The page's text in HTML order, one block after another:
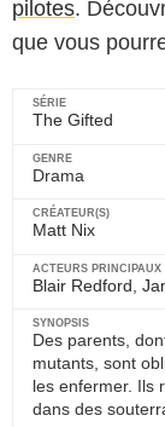
pilotes.
que vous
The Gifted
Drama
Matt Nix
Blair Redford
Des parents,
mutants, sont
les enfermer. Ils
dans des